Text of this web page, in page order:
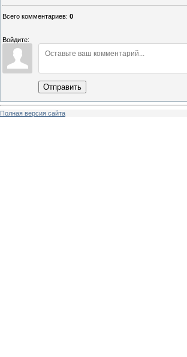
Всего комментариев: 0
Войдите:
Отправить
Полная версия сайта